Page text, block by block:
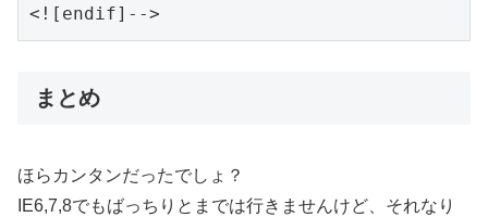
<![endif]-->
まとめ
ほらカンタンだったでしょ？
IE6,7,8でもばっちりとまでは行きませんけど、それなり